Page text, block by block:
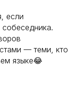
если
— теми, кто
языке😂